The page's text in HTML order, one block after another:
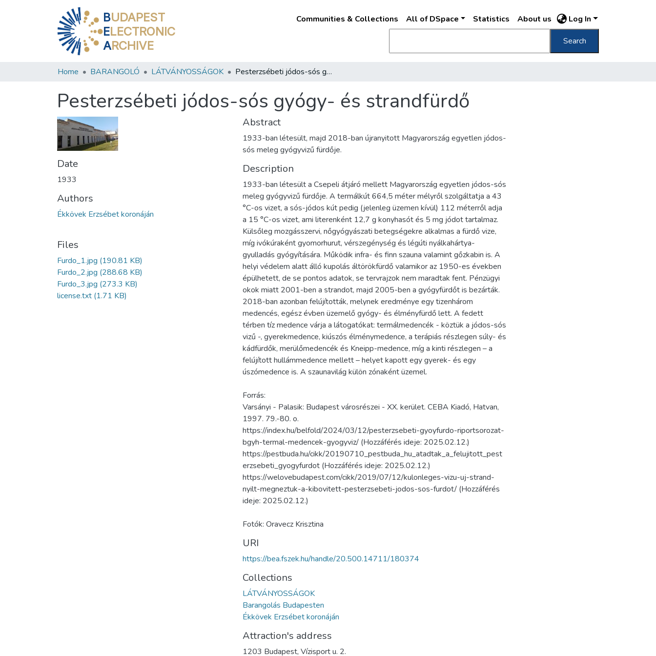
BUDAPEST
ELECTRONIC
ARCHIVE
Communities & Collections All of DSpace Statistics About us Log In
Search
Home BARANGOLÓ LÁTVÁNYOSSÁGOK Pesterzsébeti jódos-sós gyógy- és strandfürdő
Pesterzsébeti jódos-sós gyógy- és strandfürdő
Date
1933
Authors
Ékkövek Erzsébet koronáján
Files
Furdo_1.jpg (190.81 KB)
Furdo_2.jpg (288.68 KB)
Furdo_3.jpg (273.3 KB)
license.txt (1.71 KB)
Abstract
1933-ban létesült, majd 2018-ban újranyitott Magyarország egyetlen jódos-
sós meleg gyógyvizű fürdője.
Description
1933-ban létesült a Csepeli átjáró mellett Magyarország egyetlen jódos-sós
meleg gyógyvizű fürdője. A termálkút 664,5 méter mélyről szolgáltatja a 43
°C-os vizet, a sós-jódos kút pedig (jelenleg üzemen kívül) 112 méterről adja
a 15 °C-os vizet, ami literenként 12,7 g konyhasót és 5 mg jódot tartalmaz.
Külsőleg mozgásszervi, nőgyógyászati betegségekre alkalmas a fürdő vize,
míg ivókúraként gyomorhurut, vérszegénység és légúti nyálkahártya-
gyulladás gyógyítására. Működik infra- és finn szauna valamint gőzkabin is. A
helyi védelem alatt álló kupolás áltörökfürdő valamikor az 1950-es években
épülhetett, de se pontos adatok, se tervrajzok nem maradtak fent. Pénzügyi
okok miatt 2001-ben a strandot, majd 2005-ben a gyógyfürdőt is bezárták.
2018-ban azonban felújították, melynek eredménye egy tizenhárom
medencés, egész évben üzemelő gyógy- és élményfürdő lett. A fedett
térben tíz medence várja a látogatókat: termálmedencék - köztük a jódos-sós
vizű -, gyerekmedence, kiúszós élménymedence, a terápiás részlegen súly- és
kádfürdők, merülőmedencék és Kneipp-medence, míg a kinti részlegen – a
felújított hullámmedence mellett – helyet kapott egy gyerek- és egy
úszómedence is. A szaunavilág külön zónaként üzemel.
Forrás:
Varsányi - Palasik: Budapest városrészei - XX. kerület. CEBA Kiadó, Hatvan,
1997. 79.-80. o.
https://index.hu/belfold/2024/03/12/pesterzsebeti-gyoyfurdo-riportsorozat-
bgyh-termal-medencek-gyogyviz/ (Hozzáférés ideje: 2025.02.12.)
https://pestbuda.hu/cikk/20190710_pestbuda_hu_atadtak_a_felujitott_pest
erzsebeti_gyogyfurdot (Hozzáférés ideje: 2025.02.12.)
https://welovebudapest.com/cikk/2019/07/12/kulonleges-vizu-uj-strand-
nyilt-megneztuk-a-kibovitett-pesterzsebeti-jodos-sos-furdot/ (Hozzáférés
ideje: 2025.02.12.)
Fotók: Oravecz Krisztina
URI
https://bea.fszek.hu/handle/20.500.14711/180374
Collections
LÁTVÁNYOSSÁGOK
Barangolás Budapesten
Ékkövek Erzsébet koronáján
Attraction's address
1203 Budapest, Vízisport u. 2.